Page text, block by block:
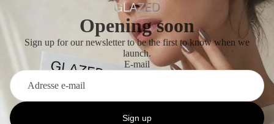
Opening soon
Sign up for our newsletter to be the first to know when we
launch.
E-mail
Sign up